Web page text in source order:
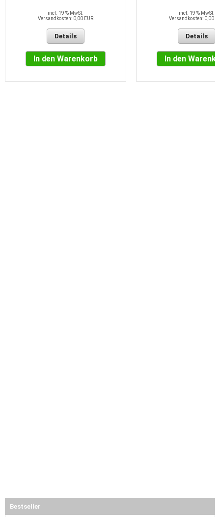
incl. 19 % MwSt.
Versandkosten: 0,00 EUR
Details
In den Warenkorb
incl. 19 % MwSt.
Versandkosten: 0,00
Details
In den
Bestseller